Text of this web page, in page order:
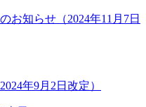
お知らせ（2024年11月7日
年9月2日改定）